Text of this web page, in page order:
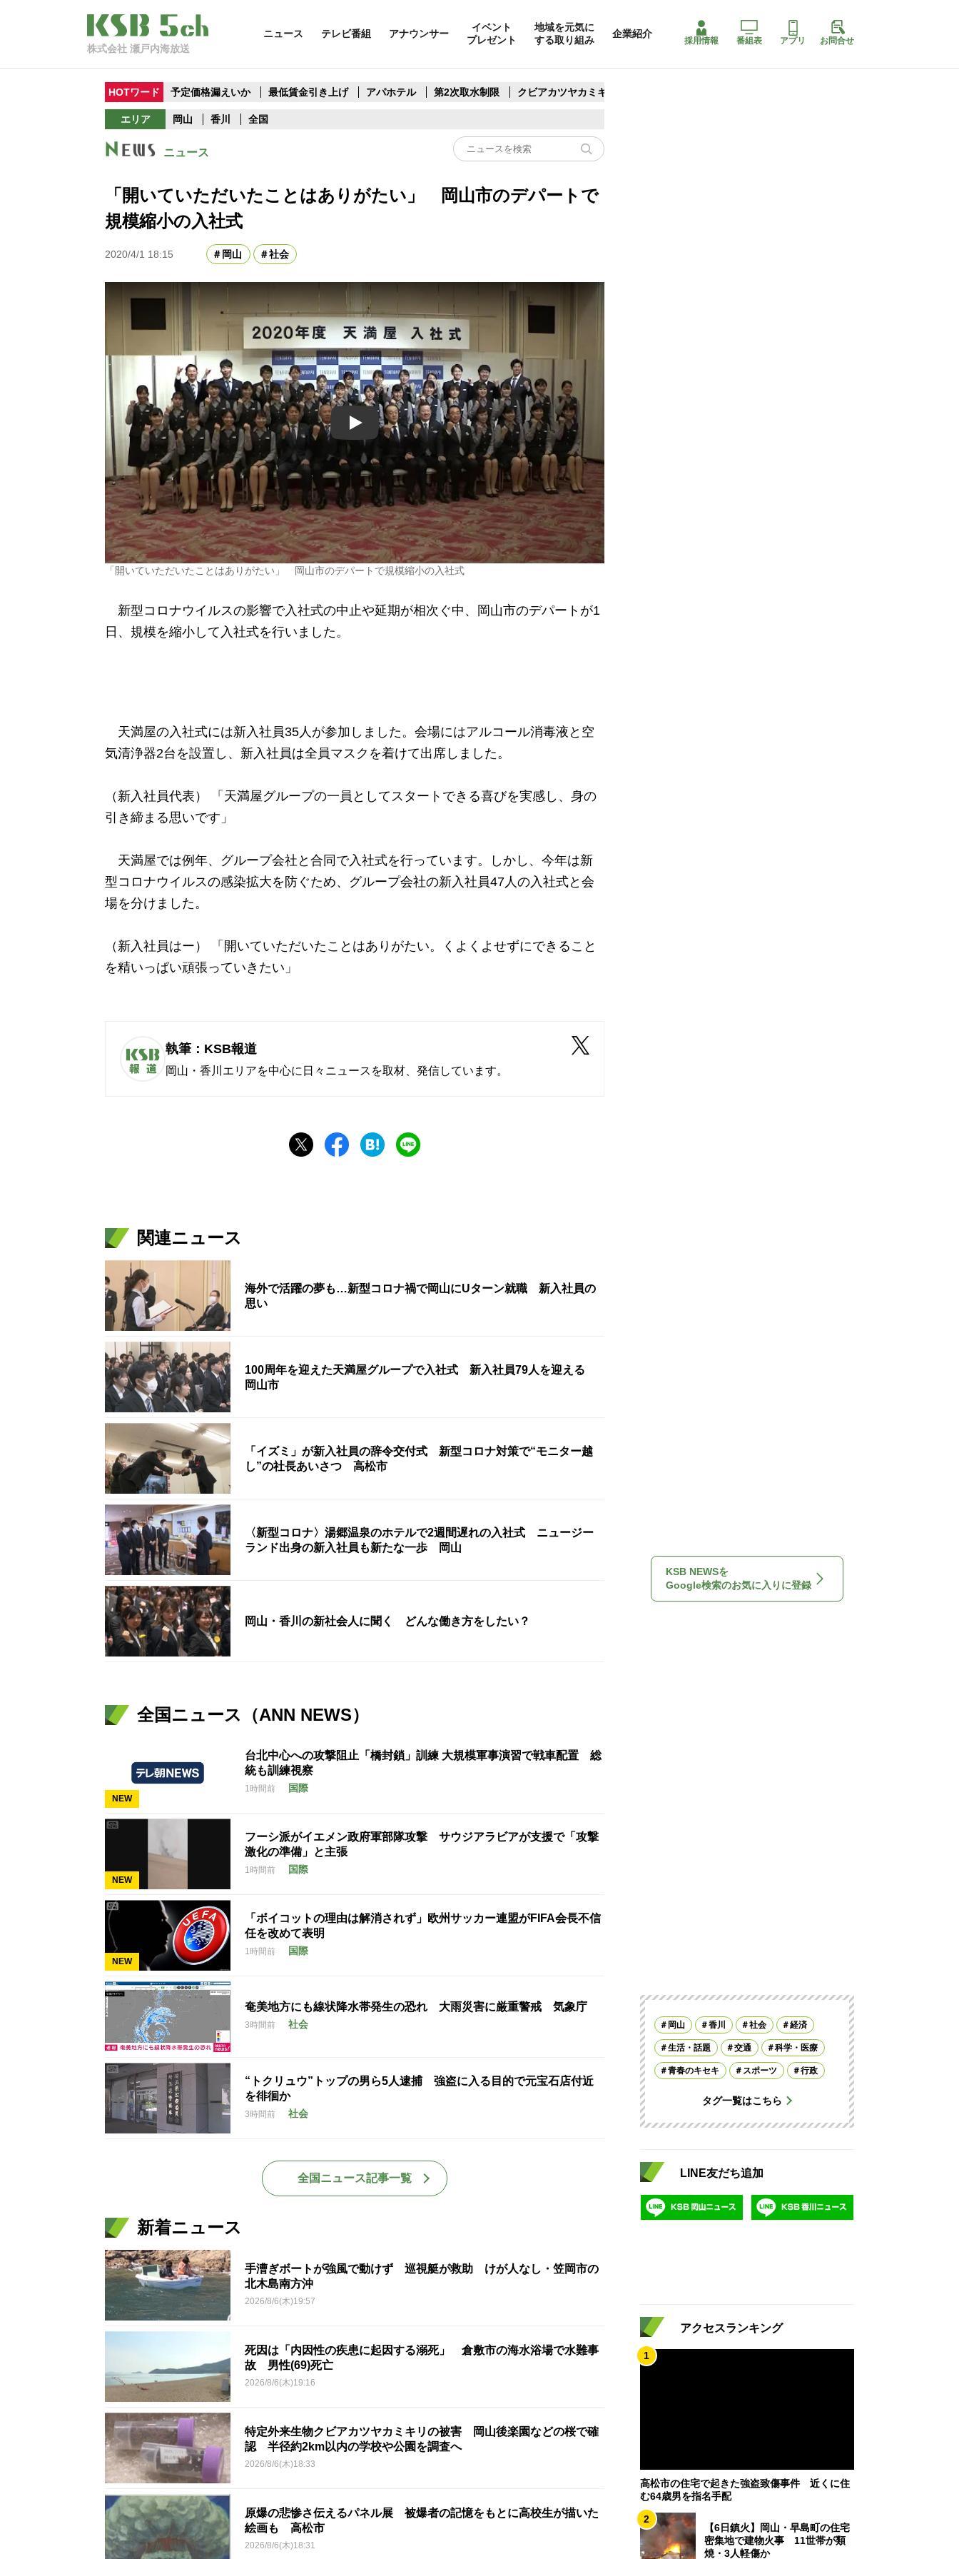
株式会社 瀬戸内海放送
ニュース テレビ番組 アナウンサー
イベント
プレゼント
地域を元気に
する取り組み
企業紹介
採用情報 番組表 アプリ お問合せ
HOTワード 予定価格漏えいか 最低賃金引き上げ アパホテル 第2次取水制限 クビアカツヤカミキリ
エリア 岡山 香川 全国
ニュース
「開いていただいたことはありがたい」 岡山市のデパートで
規模縮小の入社式
2020/4/1 18:15 岡山 社会
Play
「開いていただいたことはありがたい」 岡山市のデパートで規模縮小の入社式
新型コロナウイルスの影響で入社式の中止や延期が相次ぐ中、岡山市のデパートが1
日、規模を縮小して入社式を行いました。
天満屋の入社式には新入社員35人が参加しました。会場にはアルコール消毒液と空
気清浄器2台を設置し、新入社員は全員マスクを着けて出席しました。
（新入社員代表） 「天満屋グループの一員としてスタートできる喜びを実感し、身の
引き締まる思いです」
天満屋では例年、グループ会社と合同で入社式を行っています。しかし、今年は新
型コロナウイルスの感染拡大を防ぐため、グループ会社の新入社員47人の入社式と会
場を分けました。
（新入社員はー） 「開いていただいたことはありがたい。くよくよせずにできること
を精いっぱい頑張っていきたい」
執筆：KSB報道
岡山・香川エリアを中心に日々ニュースを取材、発信しています。
関連ニュース
海外で活躍の夢も…新型コロナ禍で岡山にUターン就職 新入社員の
思い
100周年を迎えた天満屋グループで入社式 新入社員79人を迎える
岡山市
「イズミ」が新入社員の辞令交付式 新型コロナ対策で“モニター越
し”の社長あいさつ 高松市
〈新型コロナ〉湯郷温泉のホテルで2週間遅れの入社式 ニュージー
ランド出身の新入社員も新たな一歩 岡山
岡山・香川の新社会人に聞く どんな働き方をしたい？
全国ニュース（ANN NEWS）
NEW
台北中心への攻撃阻止「橋封鎖」訓練 大規模軍事演習で戦車配置 総
統も訓練視察
1時間前 国際
NEW
フーシ派がイエメン政府軍部隊攻撃 サウジアラビアが支援で「攻撃
激化の準備」と主張
1時間前 国際
NEW
「ボイコットの理由は解消されず」欧州サッカー連盟がFIFA会長不信
任を改めて表明
1時間前 国際
奄美地方にも線状降水帯発生の恐れ 大雨災害に厳重警戒 気象庁
3時間前 社会
“トクリュウ”トップの男ら5人逮捕 強盗に入る目的で元宝石店付近
を徘徊か
3時間前 社会
全国ニュース記事一覧
新着ニュース
手漕ぎボートが強風で動けず 巡視艇が救助 けが人なし・笠岡市の
北木島南方沖
2026/8/6(木)19:57
死因は「内因性の疾患に起因する溺死」 倉敷市の海水浴場で水難事
故 男性(69)死亡
2026/8/6(木)19:16
特定外来生物クビアカツヤカミキリの被害 岡山後楽園などの桜で確
認 半径約2km以内の学校や公園を調査へ
2026/8/6(木)18:33
原爆の悲惨さ伝えるパネル展 被爆者の記憶をもとに高校生が描いた
絵画も 高松市
2026/8/6(木)18:31
KSB NEWSを
Google検索のお気に入りに登録
岡山 香川 社会 経済
生活・話題 交通 科学・医療
青春のキセキ スポーツ 行政
タグ一覧はこちら
LINE友だち追加
アクセスランキング
1
高松市の住宅で起きた強盗致傷事件 近くに住
む64歳男を指名手配
2
【6日鎮火】岡山・早島町の住宅
密集地で建物火事 11世帯が類
焼・3人軽傷か